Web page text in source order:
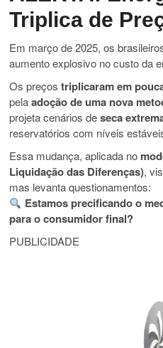
Triplica de
Em março de 2025, os
aumento explosivo no custo da
Os preçostriplicaram em
pelaadoção de uma nova
projeta cenários deseca
reservatórios com níveis
Essa mudança, aplicada no
Liquidação das Diferenças),
mas levanta questionamentos:
Estamos precificando o
para o consumidor final?
PUBLICIDADE